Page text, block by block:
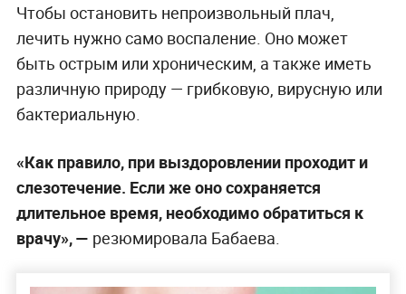
Чтобы остановить непроизвольный плач,
лечить нужно само воспаление. Оно может
быть острым или хроническим, а также иметь
различную природу — грибковую, вирусную или
бактериальную.
«Как правило, при выздоровлении проходит и
слезотечение. Если же оно сохраняется
длительное время, необходимо обратиться к
врачу», — резюмировала Бабаева.